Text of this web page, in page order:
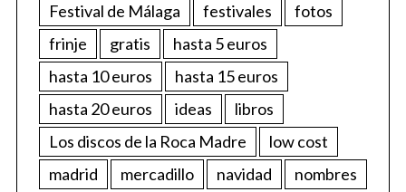
Festival de Málaga
festivales
fotos
frinje
gratis
hasta 5 euros
hasta 10 euros
hasta 15 euros
hasta 20 euros
ideas
libros
Los discos de la Roca Madre
low cost
madrid
mercadillo navidad
nombres